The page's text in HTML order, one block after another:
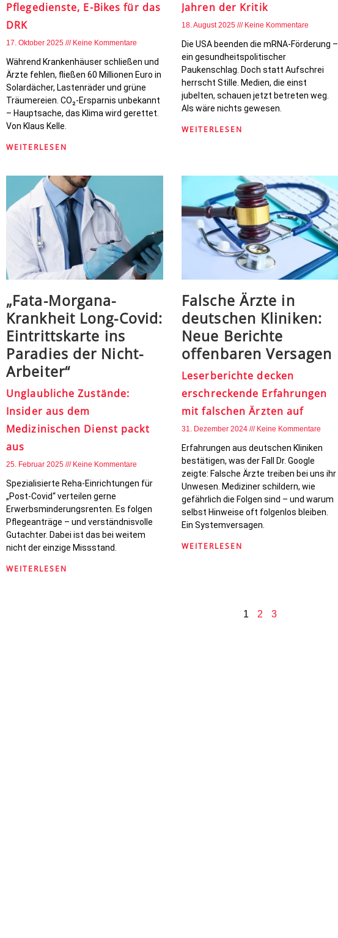
Pflegedienste, E-Bikes für das
DRK
17. Oktober 2025 Keine Kommentare
Während Krankenhäuser schließen und
Ärzte fehlen, fließen 60 Millionen Euro in
Solardächer, Lastenräder und grüne
Träumereien. CO₂-Ersparnis unbekannt
– Hauptsache, das Klima wird gerettet.
Von Klaus Kelle.
WEITERLESEN
Jahren der Kritik
18. August 2025 Keine Kommentare
Die USA beenden die mRNA-Förderung –
ein gesundheitspolitischer
Paukenschlag. Doch statt Aufschrei
herrscht Stille. Medien, die einst
jubelten, schauen jetzt betreten weg.
Als wäre nichts gewesen.
WEITERLESEN
„Fata-Morgana-
Krankheit Long-Covid:
Eintrittskarte ins
Paradies der Nicht-
Arbeiter“
Unglaubliche Zustände:
Insider aus dem
Medizinischen Dienst packt
aus
25. Februar 2025 Keine Kommentare
Spezialisierte Reha-Einrichtungen für
„Post-Covid“ verteilen gerne
Erwerbsminderungsrenten. Es folgen
Pflegeanträge – und verständnisvolle
Gutachter. Dabei ist das bei weitem
nicht der einzige Missstand.
WEITERLESEN
Falsche Ärzte in
deutschen Kliniken:
Neue Berichte
offenbaren Versagen
Leserberichte decken
erschreckende Erfahrungen
mit falschen Ärzten auf
31. Dezember 2024 Keine Kommentare
Erfahrungen aus deutschen Kliniken
bestätigen, was der Fall Dr. Google
zeigte: Falsche Ärzte treiben bei uns ihr
Unwesen. Mediziner schildern, wie
gefährlich die Folgen sind – und warum
selbst Hinweise oft folgenlos bleiben.
Ein Systemversagen.
WEITERLESEN
1 2 3